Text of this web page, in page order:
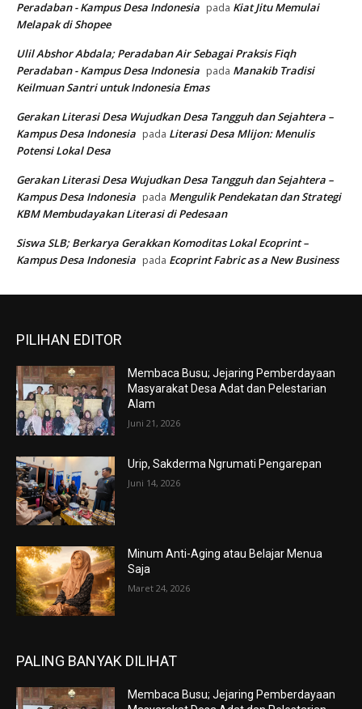
Peradaban - Kampus Desa Indonesia pada Kiat Jitu Memulai
Melapak di Shopee
Ulil Abshor Abdala; Peradaban Air Sebagai Praksis Fiqh
Peradaban - Kampus Desa Indonesia pada Manakib Tradisi
Keilmuan Santri untuk Indonesia Emas
Gerakan Literasi Desa Wujudkan Desa Tangguh dan Sejahtera –
Kampus Desa Indonesia pada Literasi Desa Mlijon: Menulis
Potensi Lokal Desa
Gerakan Literasi Desa Wujudkan Desa Tangguh dan Sejahtera –
Kampus Desa Indonesia pada Mengulik Pendekatan dan Strategi
KBM Membudayakan Literasi di Pedesaan
Siswa SLB; Berkarya Gerakkan Komoditas Lokal Ecoprint –
Kampus Desa Indonesia pada Ecoprint Fabric as a New Business
PILIHAN EDITOR
Membaca Busu; Jejaring Pemberdayaan
Masyarakat Desa Adat dan Pelestarian
Alam
Juni 21, 2026
Urip, Sakderma Ngrumati Pengarepan
Juni 14, 2026
Minum Anti-Aging atau Belajar Menua
Saja
Maret 24, 2026
PALING BANYAK DILIHAT
Membaca Busu; Jejaring Pemberdayaan